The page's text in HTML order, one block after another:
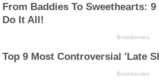
From Baddies To Sweethearts:
Do It All!
Brainberries
Top 9 Most Controversial 'Late
Brainberries